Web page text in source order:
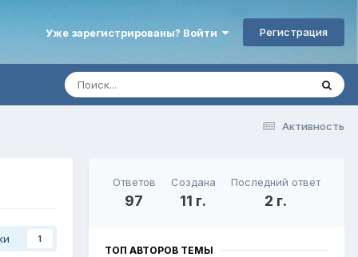
Уже зарегистрированы? Войти Регистрация
Активность
1
Ответов
97
Создана
11 г.
Последний ответ
2 г.
ТОП АВТОРОВ ТЕМЫ